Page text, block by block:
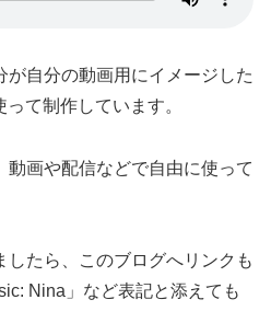
が自分の動画用にイメージした
て制作しています。
動画や配信などで自由に使って
したら、このブログへリンクも
Nina」など表記と添えても